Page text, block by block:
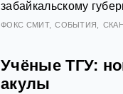
забайкальскому
ФОКС СМИТ СОБЫТИЯ
Учёные ТГУ:
акулы